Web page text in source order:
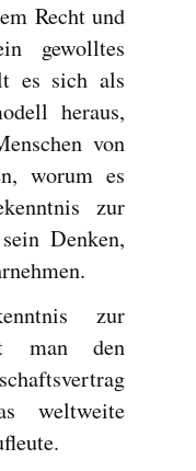
Recht und
gewolltes
es sich als
heraus,
von
worum es
zur
Denken,
zur
man den
weltweite